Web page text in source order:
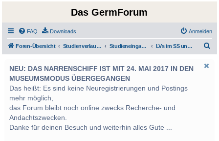
Das GermForum
FAQ Downloads Anmelden
Foren-Übersicht Studienverlauf Bachelor-/Masterstudien sowie UF Deutsch Studieneingangsphase und Grundlagen LVs im SS und WS 2014
NEU: DAS NARRENSCHIFF IST MIT 24. MAI 2017 IN DEN
MUSEUMSMODUS ÜBERGEGANGEN
Das heißt: Es sind keine Neuregistrierungen und Postings
mehr möglich,
das Forum bleibt noch online zwecks Recherche- und
Andachtszwecken.
Danke für deinen Besuch und weiterhin alles Gute ...